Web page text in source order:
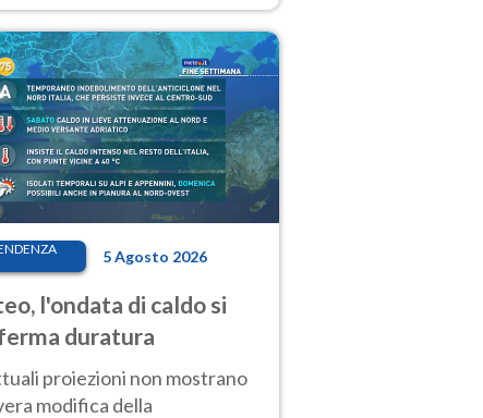
molto elevate
5 Agosto 2026
l'ondata di caldo si
duratura
proiezioni non mostrano
modifica della